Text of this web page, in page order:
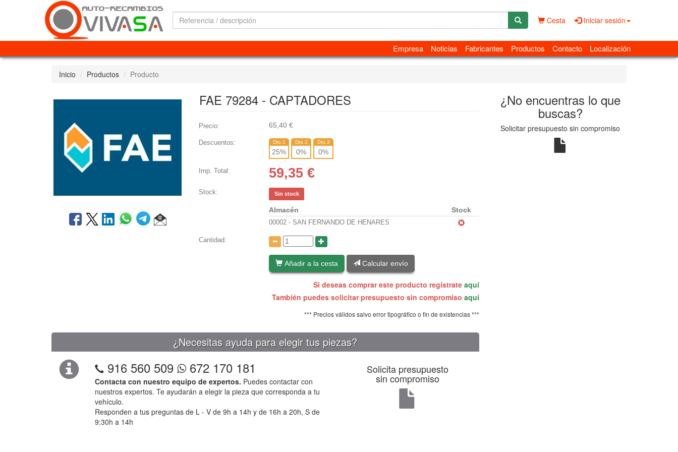
Cesta Iniciar sesión
Empresa Noticias Fabricantes Productos Contacto Localización
Inicio Productos Producto
FAE 79284 - CAPTADORES
Precio: 65,40 €
Descuentos: Dto.1
25%
Dto.2
0%
Dto.3
0%
Imp. Total: 59,35 €
Stock: Sin stock
Almacén Stock
00002 - SAN FERNANDO DE HENARES
Cantidad:
Añadir a la cesta Calcular envío
Si deseas comprar este producto regístrate aquí
También puedes solicitar presupuesto sin compromiso aquí
*** Precios válidos salvo error tipográfico o fin de existencias ***
¿Necesitas ayuda para elegir tus piezas?
916 560 509 672 170 181
Contacta con nuestro equipo de expertos. Puedes contactar con
nuestros expertos. Te ayudarán a elegir la pieza que corresponda a tu
vehículo.
Responden a tus preguntas de L - V de 9h a 14h y de 16h a 20h, S de
9:30h a 14h
Solicita presupuesto
sin compromiso
¿No encuentras lo que
buscas?
Solicitar presupuesto sin compromiso